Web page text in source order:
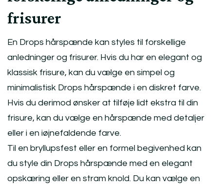
frisurer
En Drops hårspænde kan styles til forskellige
anledninger og frisurer. Hvis du har en elegant og
klassisk frisure, kan du vælge en simpel og
minimalistisk Drops hårspænde i en diskret farve.
Hvis du derimod ønsker at tilføje lidt ekstra til din
frisure, kan du vælge en hårspænde med detaljer
eller i en iøjnefaldende farve.
Til en bryllupsfest eller en formel begivenhed kan
du style din Drops hårspænde med en elegant
opskæring eller en stram knold. Du kan vælge en